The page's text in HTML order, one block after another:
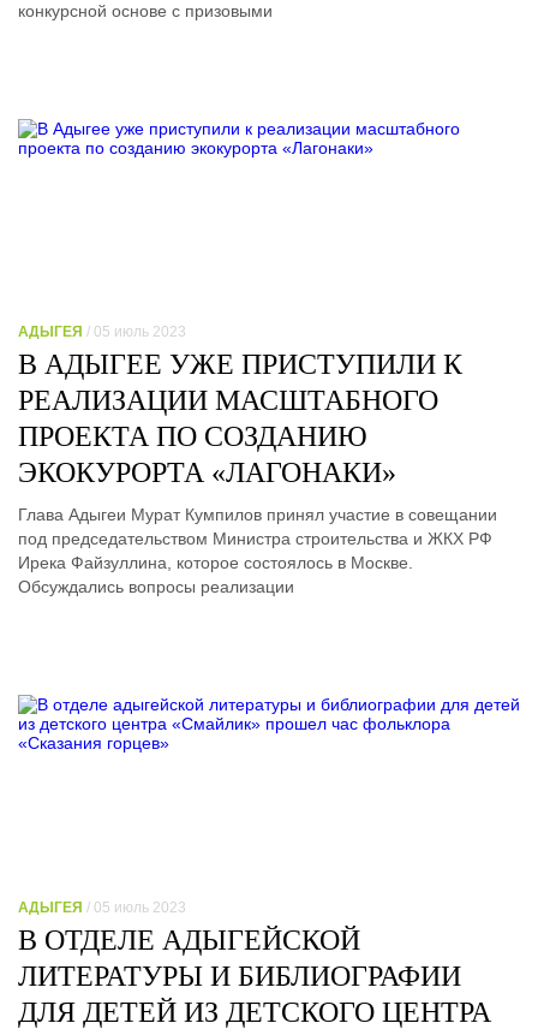
конкурсной основе с призовыми
АДЫГЕЯ / 05 июль 2023
В АДЫГЕЕ УЖЕ ПРИСТУПИЛИ К
РЕАЛИЗАЦИИ МАСШТАБНОГО
ПРОЕКТА ПО СОЗДАНИЮ
ЭКОКУРОРТА «ЛАГОНАКИ»
Глава Адыгеи Мурат Кумпилов принял участие в совещании
под председательством Министра строительства и ЖКХ РФ
Ирека Файзуллина, которое состоялось в Москве.
Обсуждались вопросы реализации
АДЫГЕЯ / 05 июль 2023
В ОТДЕЛЕ АДЫГЕЙСКОЙ
ЛИТЕРАТУРЫ И БИБЛИОГРАФИИ
ДЛЯ ДЕТЕЙ ИЗ ДЕТСКОГО ЦЕНТРА